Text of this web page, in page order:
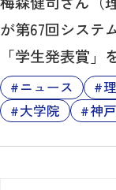
が第67回システ
「学生発表賞」
ニュース
大学院
神